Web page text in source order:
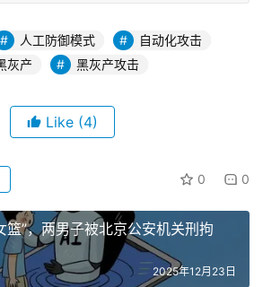
人工防御模式
自动化攻击
灰产 黑灰产攻击
Like (4)
0 0
篮”，两男子被北京公安机关刑拘
2025年12月23日